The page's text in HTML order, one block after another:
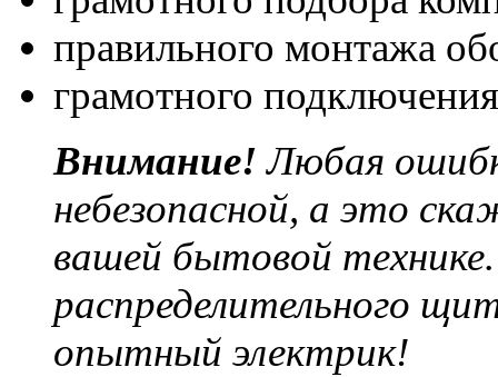
правильного монтажа
грамотного
Внимание! Любая
небезопасной, а это
вашей бытовой
распределительного
опытный электрик!